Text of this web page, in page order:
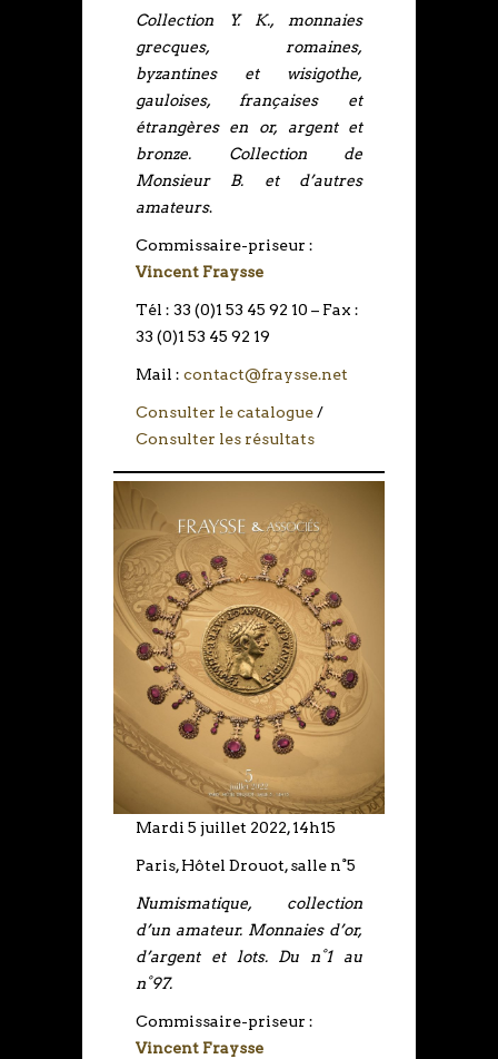
Collection Y. K., monnaies
grecques, romaines,
byzantines et wisigothe,
gauloises, françaises et
étrangères en or, argent et
bronze. Collection de
Monsieur B. et d’autres
amateurs.
Commissaire-priseur :
Vincent Fraysse
Tél : 33 (0)1 53 45 92 10 – Fax :
33 (0)1 53 45 92 19
Mail : contact@fraysse.net
Consulter le catalogue/
Consulter les résultats
Mardi 5 juillet 2022, 14h15
Paris, Hôtel Drouot, salle n°5
Numismatique, collection
d’un amateur. Monnaies d’or,
d’argent et lots. Du n°1 au
n°97.
Commissaire-priseur :
Vincent Fraysse